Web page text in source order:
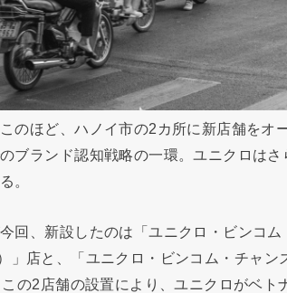
のほど、ハノイ市の2カ所に新店舗をオ
ブランド認知戦略の一環。ユニクロは
。
回、新設したのは「ユニクロ・ビンコ
」店と、「ユニクロ・ビンコム・チャ
の2店舗の設置により、ユニクロがベト